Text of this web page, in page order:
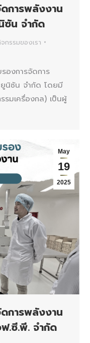
การพลังงาน
ซัน จำกัด
กรรมของเรา
องการจัดการ
นิซัน จำกัด โดยมี
มเครื่องกล) เป็นผู้
May
19
2025
การพลังงาน
.ซี.พี. จำกัด